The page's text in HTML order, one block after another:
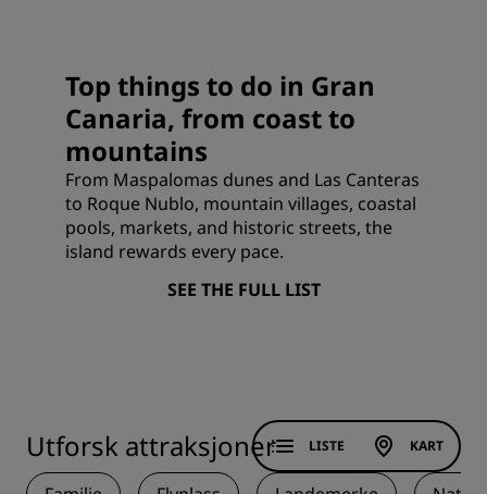
Top things to do in Gran
Canaria, from coast to
mountains
From Maspalomas dunes and Las Canteras
to Roque Nublo, mountain villages, coastal
pools, markets, and historic streets, the
island rewards every pace.
SEE THE FULL LIST
Utforsk attraksjoner LISTE KART